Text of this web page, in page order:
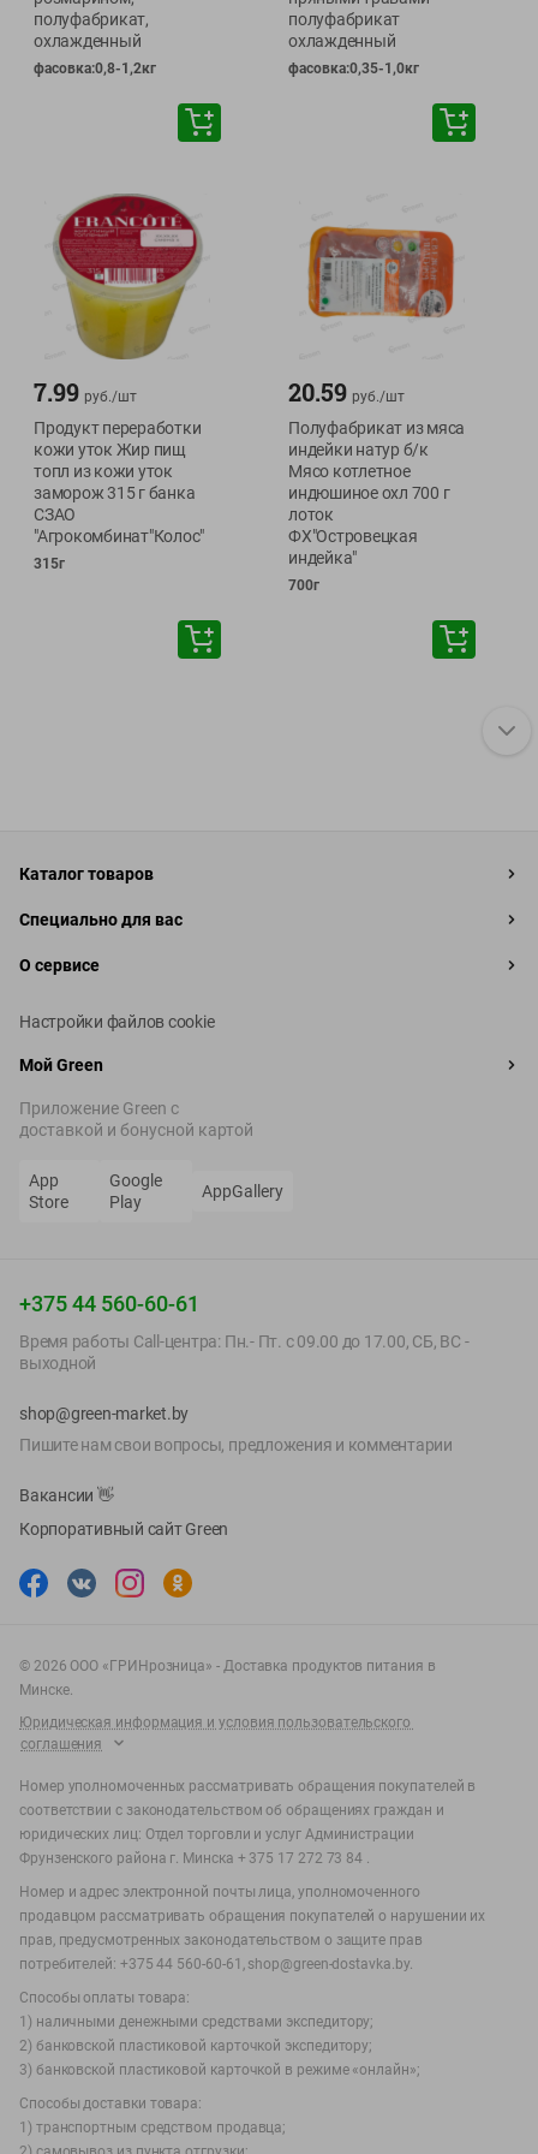
полуфабрикат,
охлажденный
фасовка:0,8-1,2кг
полуфабрикат
охлажденный
фасовка:0,35-1,0кг
7.99 руб./шт
Продукт переработки
кожи уток Жир пищ
топл из кожи уток
заморож 315 г банка
СЗАО
"Агрокомбинат"Колос"
315г
20.59 руб./шт
Полуфабрикат из мяса
индейки натур б/к
Мясо котлетное
индюшиное охл 700 г
лоток
ФХ"Островецкая
индейка"
700г
Каталог товаров
Специально для вас
О сервисе
Настройки файлов cookie
Мой Green
Приложение Green c
доставкой и бонусной картой
App
Store
Google
Play
AppGallery
+375 44 560-60-61
Время работы Call-центра: Пн.- Пт. с 09.00 до 17.00, СБ, ВС -
выходной
shop@green-market.by
Пишите нам свои вопросы, предложения и комментарии
Вакансии 👋
Корпоративный сайт Green
© 2026 ООО «ГРИНрозница» - Доставка продуктов питания в
Минске.
Юридическая информация и условия пользовательского
соглашения
Номер уполномоченных рассматривать обращения покупателей в
соответствии с законодательством об обращениях граждан и
юридических лиц: Отдел торговли и услуг Администрации
Фрунзенского района г. Минска + 375 17 272 73 84 .
Номер и адрес электронной почты лица, уполномоченного
продавцом рассматривать обращения покупателей о нарушении их
прав, предусмотренных законодательством о защите прав
потребителей: +375 44 560-60-61, shop@green-dostavka.by.
Способы оплаты товара:
1) наличными денежными средствами экспедитору;
2) банковской пластиковой карточкой экспедитору;
3) банковской пластиковой карточкой в режиме «онлайн»;
Способы доставки товара:
1) транспортным средством продавца;